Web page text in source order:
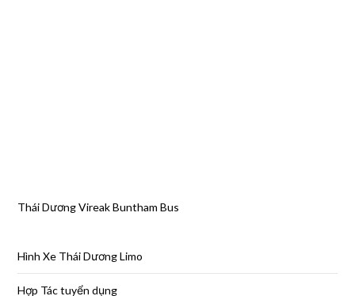
Thái Dương Vireak Buntham Bus
Hình Xe Thái Dương Limo
Hợp Tác tuyển dụng